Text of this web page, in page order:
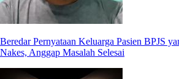
Beredar Pernyataan Keluarga Pasien BPJS
Nakes, Anggap Masalah Selesai